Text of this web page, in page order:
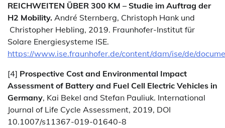
REICHWEITEN ÜBER 300 KM – Studie im Auftrag der
H2 Mobility. André Sternberg, Christoph Hank und
Christopher Hebling, 2019. Fraunhofer-Institut für
Solare Energiesysteme ISE.
https://www.ise.fraunhofer.de/content/dam/ise/de/
[4] Prospective Cost and Environmental Impact
Assessment of Battery and Fuel Cell Electric Vehicles in
Germany, Kai Bekel and Stefan Pauliuk. International
Journal of Life Cycle Assessment, 2019, DOI
10.1007/s11367-019-01640-8